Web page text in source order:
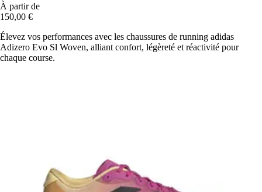
À partir de
150,00 €
Élevez vos performances avec les chaussures de running adidas
Adizero Evo Sl Woven, alliant confort, légèreté et réactivité pour
chaque course.